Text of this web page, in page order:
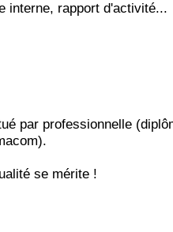
interne, rapport d'activité...
par professionnelle
se mérite !